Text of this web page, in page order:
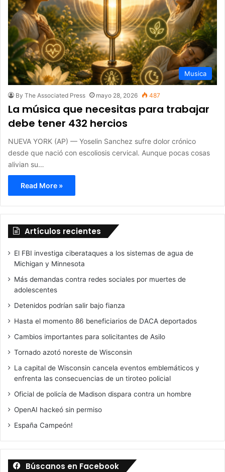
Musica
By The Associated Press mayo 28, 2026 487
La música que necesitas para trabajar
debe tener 432 hercios
NUEVA YORK (AP) — Yoselin Sanchez sufre dolor crónico
desde que nació con escoliosis cervical. Aunque pocas cosas
alivian su…
Read More »
Artículos recientes
El FBI investiga ciberataques a los sistemas de agua de
Michigan y Minnesota
Más demandas contra redes sociales por muertes de
adolescentes
Detenidos podrían salir bajo fianza
Hasta el momento 86 beneficiarios de DACA deportados
Cambios importantes para solicitantes de Asilo
Tornado azotó noreste de Wisconsin
La capital de Wisconsin cancela eventos emblemáticos y
enfrenta las consecuencias de un tiroteo policial
Oficial de policía de Madison dispara contra un hombre
OpenAI hackeó sin permiso
España Campeón!
Búscanos en Facebook